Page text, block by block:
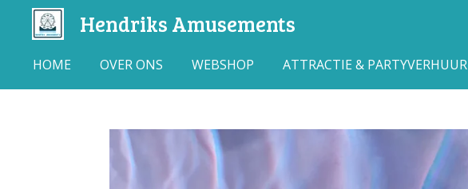
direct
Hendriks Amusements
HOME OVER ONS WEBSHOP ATTRACTIE & PARTYVERHUUR